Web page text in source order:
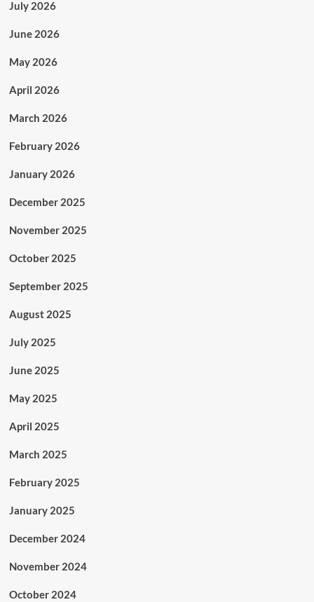
July 2026
June 2026
May 2026
April 2026
March 2026
February 2026
January 2026
December 2025
November 2025
October 2025
September 2025
August 2025
July 2025
June 2025
May 2025
April 2025
March 2025
February 2025
January 2025
December 2024
November 2024
October 2024